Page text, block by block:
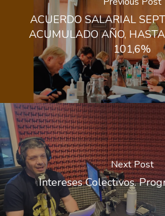
ACUERDO SALARIAL
ACUMULADO AÑO,
101,6%
Next Post
Intereses Colectivos.